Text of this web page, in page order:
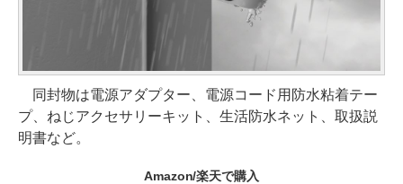
同封物は電源アダプター、電源コード用防水粘着テー
プ、ねじアクセサリーキット、生活防水ネット、取扱説
明書など。
Amazon/楽天で購入